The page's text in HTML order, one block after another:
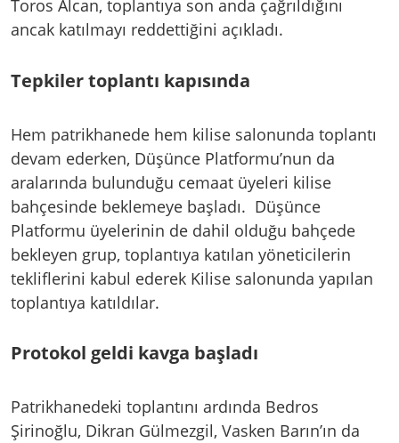
Toros Alcan, toplantıya son anda çağrıldığını
ancak katılmayı reddettiğini açıkladı.
Tepkiler toplantı kapısında
Hem patrikhanede hem kilise salonunda toplantı
devam ederken, Düşünce Platformu’nun da
aralarında bulunduğu cemaat üyeleri kilise
bahçesinde beklemeye başladı. Düşünce
Platformu üyelerinin de dahil olduğu bahçede
bekleyen grup, toplantıya katılan yöneticilerin
tekliflerini kabul ederek Kilise salonunda yapılan
toplantıya katıldılar.
Protokol geldi kavga başladı
Patrikhanedeki toplantını ardında Bedros
Şirinoğlu, Dikran Gülmezgil, Vasken Barın’ın da